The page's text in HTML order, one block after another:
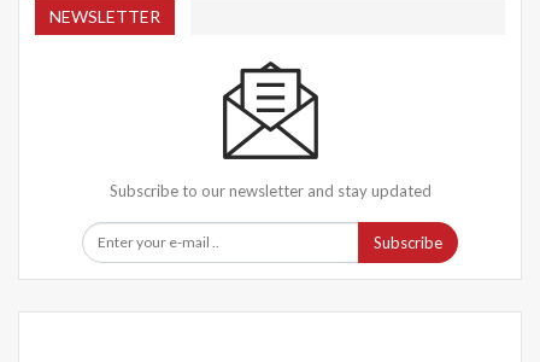
NEWSLETTER
Subscribe to our newsletter and stay updated
Subscribe